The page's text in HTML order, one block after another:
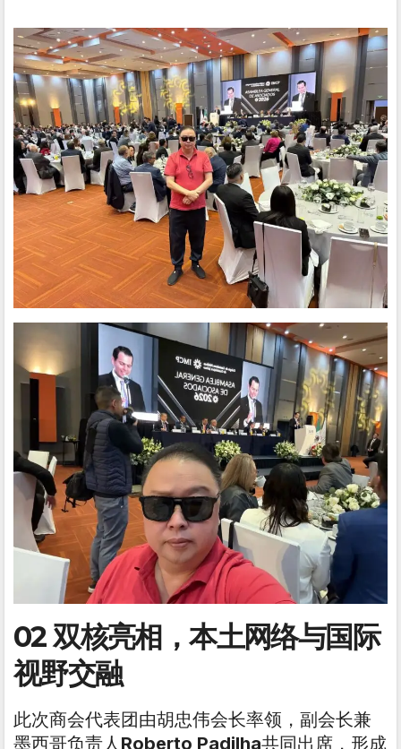
02 双核亮相，本土网络与国际
视野交融
此次商会代表团由胡忠伟会长率领，副会长兼
墨西哥负责人 Roberto Padilha共同出席，形成